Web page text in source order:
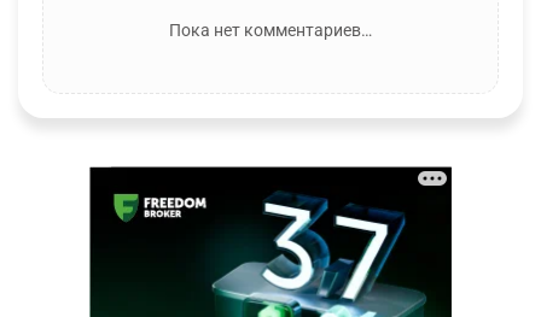
Пока нет комментариев…